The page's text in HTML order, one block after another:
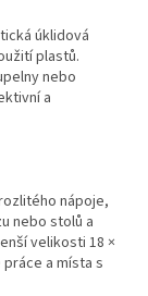
úklidová
plastů.
nebo
a
nápoje,
nebo stolů a
velikosti 18 ×
a místa s